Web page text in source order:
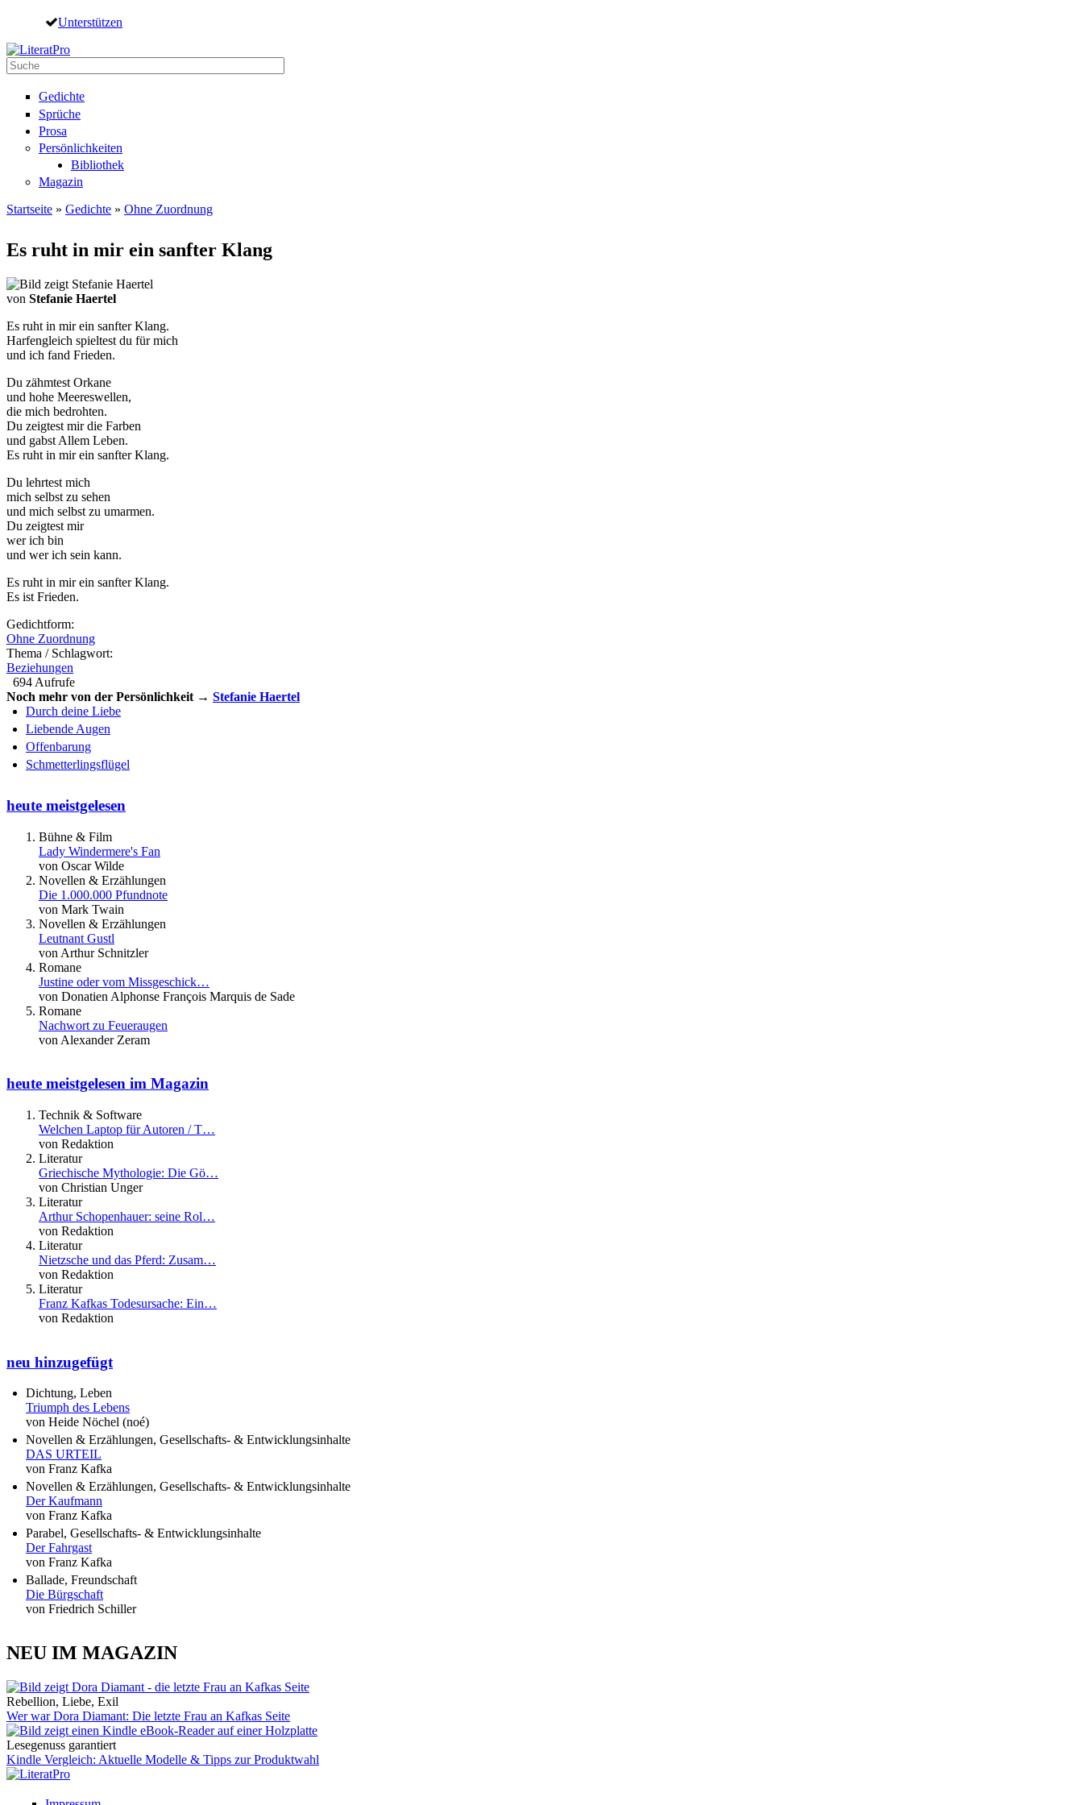
Direkt zum Inhalt
Unterstützen
Suche
Gedichte
Sprüche
Prosa
Persönlichkeiten
Bibliothek
Magazin
Startseite » Gedichte » Ohne Zuordnung
Es ruht in mir ein sanfter Klang
von Stefanie Haertel
Es ruht in mir ein sanfter Klang.
Harfengleich spieltest du für mich
und ich fand Frieden.
Du zähmtest Orkane
und hohe Meereswellen,
die mich bedrohten.
Du zeigtest mir die Farben
und gabst Allem Leben.
Es ruht in mir ein sanfter Klang.
Du lehrtest mich
mich selbst zu sehen
und mich selbst zu umarmen.
Du zeigtest mir
wer ich bin
und wer ich sein kann.
Es ruht in mir ein sanfter Klang.
Es ist Frieden.
Gedichtform:
Ohne Zuordnung
Thema / Schlagwort:
Beziehungen
694 Aufrufe
Noch mehr von der Persönlichkeit → Stefanie Haertel
Durch deine Liebe
Liebende Augen
Offenbarung
Schmetterlingsflügel
heute meistgelesen
Bühne & Film
Lady Windermere's Fan
von Oscar Wilde
Novellen & Erzählungen
Die 1.000.000 Pfundnote
von Mark Twain
Novellen & Erzählungen
Leutnant Gustl
von Arthur Schnitzler
Romane
Justine oder vom Missgeschick…
von Donatien Alphonse François Marquis de Sade
Romane
Nachwort zu Feueraugen
von Alexander Zeram
heute meistgelesen im Magazin
Technik & Software
Welchen Laptop für Autoren / T…
von Redaktion
Literatur
Griechische Mythologie: Die Gö…
von Christian Unger
Literatur
Arthur Schopenhauer: seine Rol…
von Redaktion
Literatur
Nietzsche und das Pferd: Zusam…
von Redaktion
Literatur
Franz Kafkas Todesursache: Ein…
von Redaktion
neu hinzugefügt
Dichtung, Leben
Triumph des Lebens
von Heide Nöchel (noé)
Novellen & Erzählungen, Gesellschafts- & Entwicklungsinhalte
DAS URTEIL
von Franz Kafka
Novellen & Erzählungen, Gesellschafts- & Entwicklungsinhalte
Der Kaufmann
von Franz Kafka
Parabel, Gesellschafts- & Entwicklungsinhalte
Der Fahrgast
von Franz Kafka
Ballade, Freundschaft
Die Bürgschaft
von Friedrich Schiller
NEU IM MAGAZIN
Rebellion, Liebe, Exil
Wer war Dora Diamant: Die letzte Frau an Kafkas Seite
Lesegenuss garantiert
Kindle Vergleich: Aktuelle Modelle & Tipps zur Produktwahl